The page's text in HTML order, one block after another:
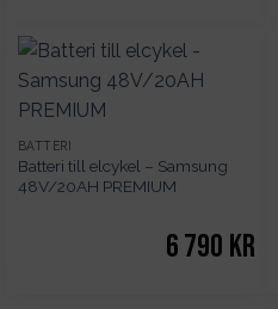
BATTERI
Batteri till elcykel – Samsung
48V/20AH PREMIUM
6 790 kr